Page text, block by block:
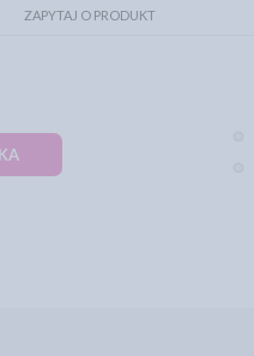
ZAPYTAJ O PRODUKT